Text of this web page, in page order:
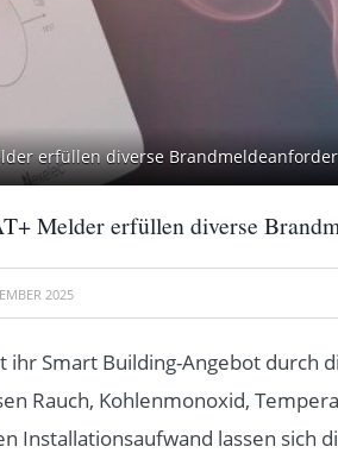
erfüllen diverse
Melder erfüllen diverse
2025
Smart Building-Angebot durch
Rauch, Kohlenmonoxid,
Installationsaufwand lassen sich